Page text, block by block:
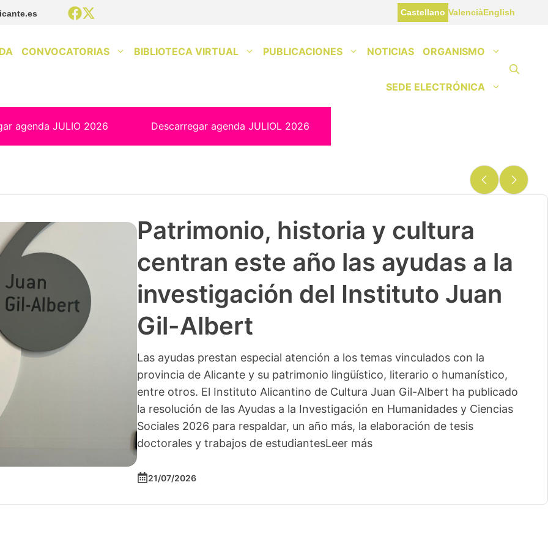
Castellano ValenciàEnglish
CONVOCATORIAS BIBLIOTECA VIRTUAL PUBLICACIONES NOTICIAS ORGANISMO
SEDE ELECTRÓNICA
agenda JULIO 2026 Descarregar agenda JULIOL 2026
Patrimonio, historia y cultura
centran este año las ayudas a la
investigación del Instituto Juan
Gil-Albert
Las ayudas prestan especial atención a los temas vinculados con la
provincia de Alicante y su patrimonio lingüístico, literario o humanístico,
entre otros. El Instituto Alicantino de Cultura Juan Gil-Albert ha publicado
la resolución de las Ayudas a la Investigación en Humanidades y Ciencias
Sociales 2026 para respaldar, un año más, la elaboración de tesis
doctorales y trabajos de estudiantesLeer más
21/07/2026